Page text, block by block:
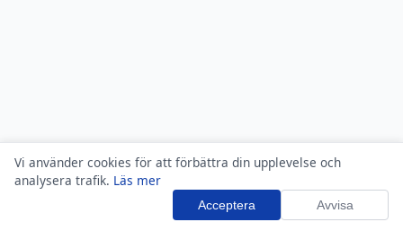
Vi använder cookies för att förbättra din upplevelse och
analysera trafik. Läs mer
Acceptera Avvisa